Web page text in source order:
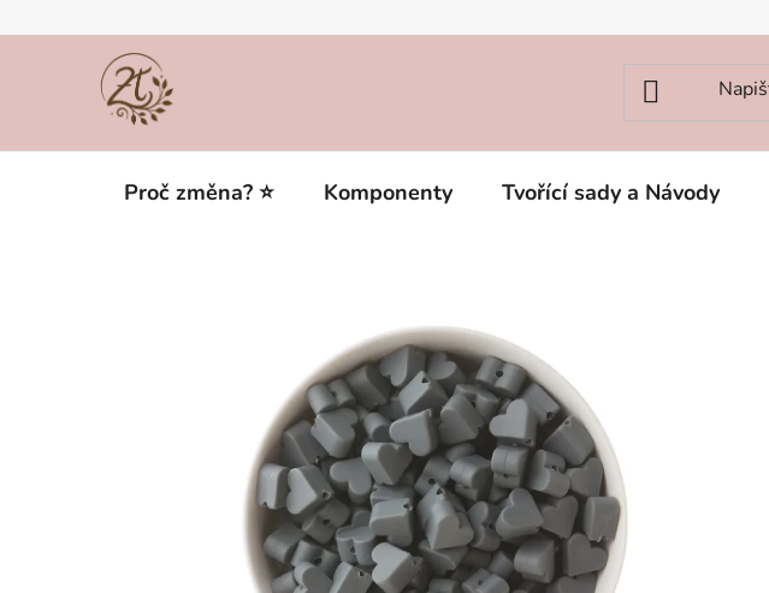
na
Proč změna? ⭐ Komponenty Tvořící sady a Návody